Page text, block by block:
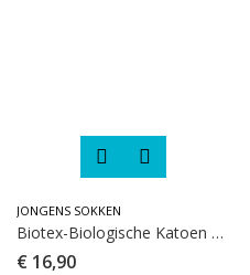
JONGENS SOKKEN
Biotex-Biologische Katoen Baby Legging’s-3 paar
€ 16,90